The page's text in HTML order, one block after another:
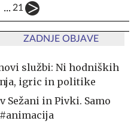
... 21
ZADNJE OBJAVE
službi: Ni hodniških
igric in politike
Sežani in Pivki. Samo